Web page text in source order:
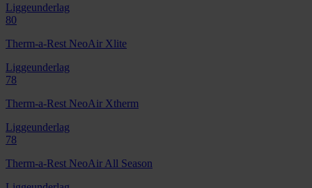
Liggeunderlag
80
Therm-a-Rest NeoAir Xlite
Liggeunderlag
78
Therm-a-Rest NeoAir Xtherm
Liggeunderlag
78
Therm-a-Rest NeoAir All Season